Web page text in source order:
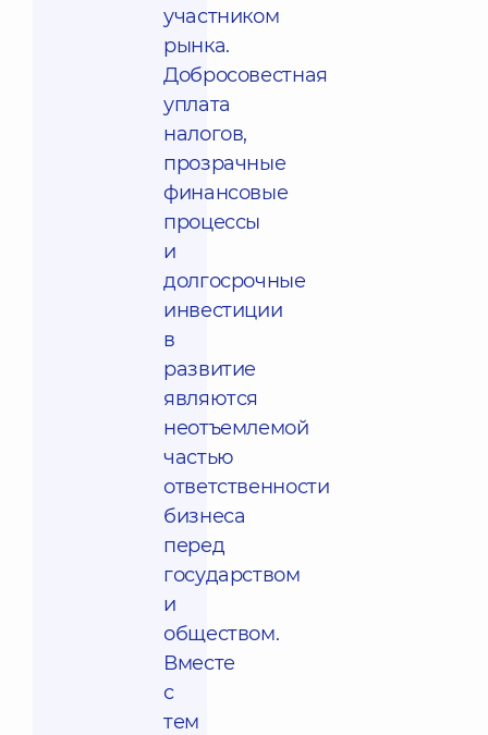
участником
рынка.
Добросовестная
уплата
налогов,
прозрачные
финансовые
процессы
и
долгосрочные
инвестиции
в
развитие
являются
неотъемлемой
частью
ответственности
бизнеса
перед
государством
и
обществом.
Вместе
с
тем